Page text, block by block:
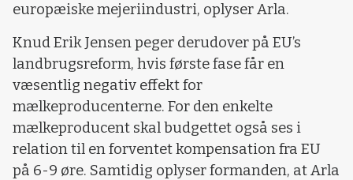
europæiske mejeriindustri, oplyser Arla.
Knud Erik Jensen peger derudover på EU’s
landbrugsreform, hvis første fase får en
væsentlig negativ effekt for
mælkeproducenterne. For den enkelte
mælkeproducent skal budgettet også ses i
relation til en forventet kompensation fra EU
på 6-9 øre. Samtidig oplyser formanden, at Arla